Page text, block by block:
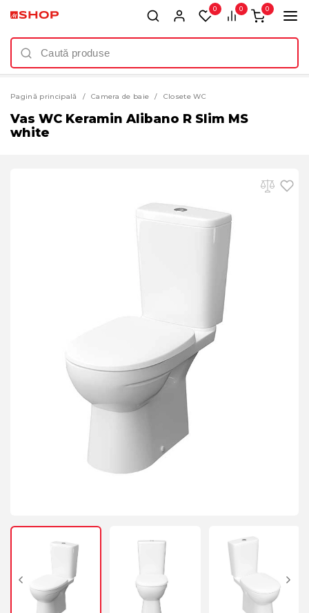
0 0 0
Pagină principală Camera de baie Closete WC
Vas WC Keramin Alibano R Slim MS
white